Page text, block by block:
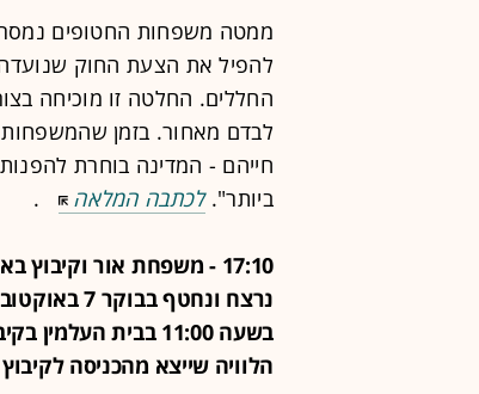
ממטה משפחות החטופים
להפיל את הצעת החוק שנועדה
החללים. החלטה זו מוכיחה
לבדם מאחור. בזמן שהמשפחות
חייהם - המדינה בוחרת
ביותר".לכתבה המלאה .
17:10 - משפחת אור
בשעה 11:00 בבית
הלוויה שייצא מהכניסה לקיבוץ